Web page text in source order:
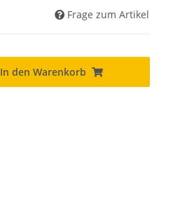
Frage zum Artikel
In den Warenkorb